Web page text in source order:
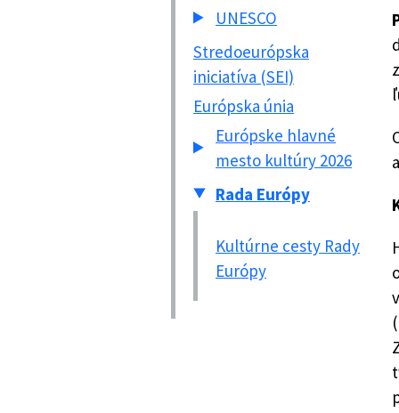
UNESCO
Stredoeurópska
iniciatíva (SEI)
Európska únia
Európske hlavné
mesto kultúry 2026
Rada Európy
Kultúrne cesty Rady
Európy